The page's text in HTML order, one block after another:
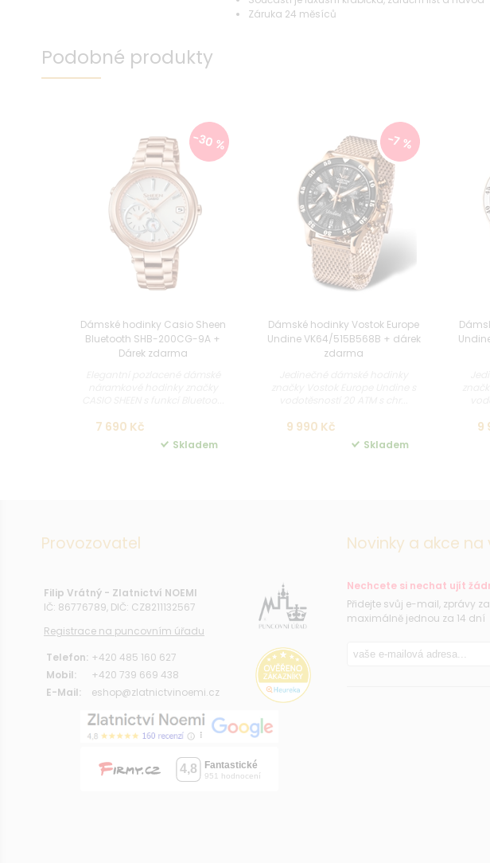
Záruka 24 měsíců
Podobné produkty
-30 %
Dámské hodinky Casio Sheen
Bluetooth SHB-200CG-9A +
Dárek zdarma
7 690 Kč
Skladem
-7 %
Dámské hodinky Vostok Europe
Undine VK64/515B568B + dárek
zdarma
9 990 Kč
Skladem
9
Provozovatel
Filip Vrátný - Zlatnictví NOEMI
IČ: 86776789, DIČ: CZ8211132567
Registrace na puncovním úřadu
Telefon: +420 485 160 627
Mobil:
+420 739 669 438
E-Mail:
eshop@zlatnictvinoemi.cz
Novinky a akce
Nechcete si nechat ujít
Přidejte svůj e-mail, zprávy
maximálně jednou za 14 dní